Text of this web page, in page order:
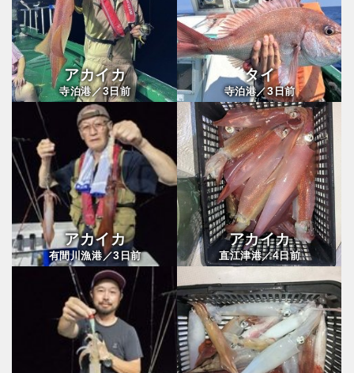
アカイカ
寺泊港／3日前
タイ
寺泊港／3日前
アカイカ
有間川漁港／3 日前
アカイカ
直江津港／4日前